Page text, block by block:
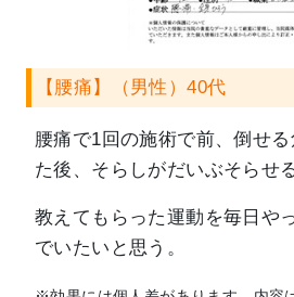
【腰痛】（男性）40代
腰痛で1回の施術で前、倒せ
た後、そらしがだいぶそらせ
教えてもらった運動を毎日や
でいたいと思う。